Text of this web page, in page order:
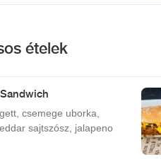
ételek
csemege uborka,
sajtszósz, jalapeno